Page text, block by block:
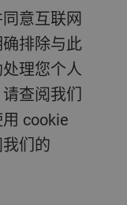
排除与此
理您个人
查阅我们
cookie
们的